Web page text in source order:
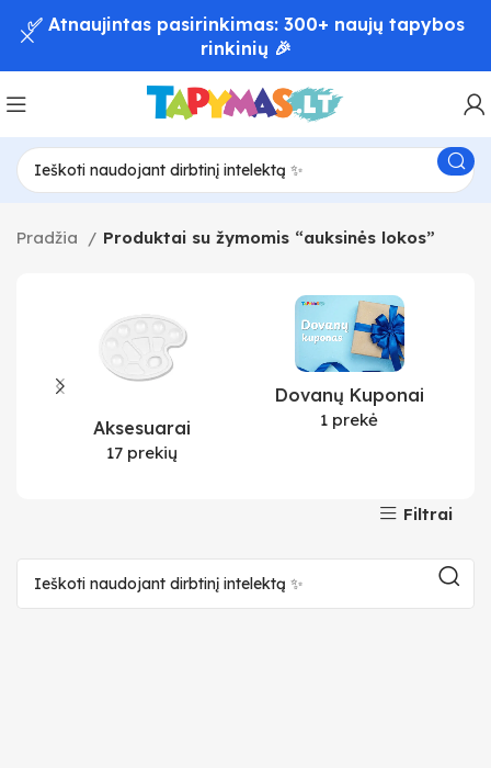
Pradžia Produktai su žymomis “auksinės lokos”
Aksesuarai
17 prekių
Dovanų Kuponai
1 prekė
Filtrai
✅ Atnaujintas pasirinkimas: 300+ naujų tapybos
rinkinių 🎉